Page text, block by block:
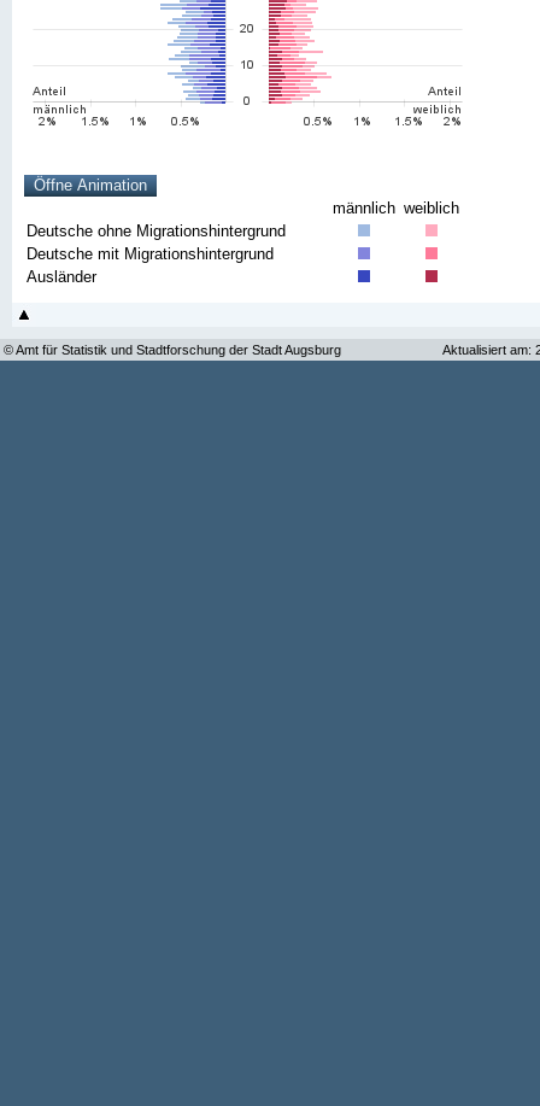
männlich weiblich
Deutsche ohne Migrationshintergrund
Deutsche mit Migrationshintergrund
Ausländer
© Amt für Statistik und Stadtforschung der Stadt Augsburg Aktualisiert am: